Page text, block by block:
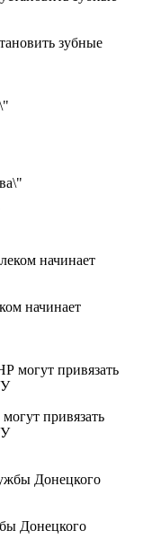
зубные
начинает
привязать
Донецкого